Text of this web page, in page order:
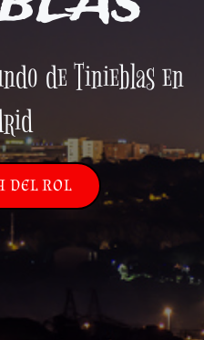
de Tinieblas en
DEL ROL